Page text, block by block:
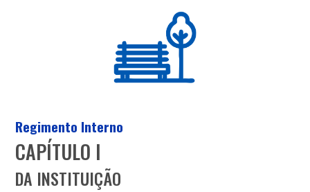
Regimento Interno
CAPÍTULO I
DA INSTITUIÇÃO